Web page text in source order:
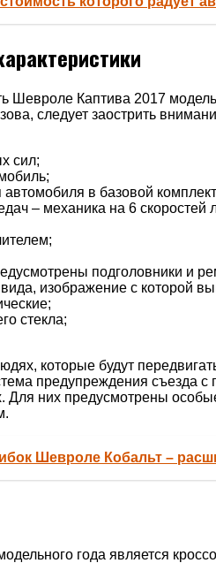
Шевроле Каптива 2017
следует заострить
сил;
в базовой
– механика на 6 скоростей
подголовники и
изображение с которой
стекла;
которые будут
предупреждения съезда
Для них предусмотрены
Шевроле Кобальт –
года является